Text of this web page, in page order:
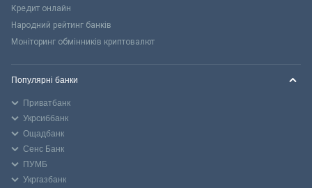
Кредит онлайн
Народний рейтинг банків
Моніторинг обмінників криптовалют
Популярні банки
Приватбанк
Укрсиббанк
Ощадбанк
Сенс Банк
ПУМБ
Укргазбанк